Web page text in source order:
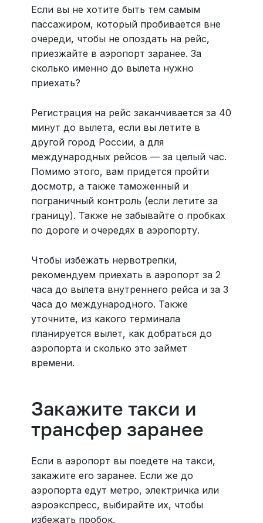
Если вы не хотите быть тем самым
пассажиром, который пробивается вне
очереди, чтобы не опоздать на рейс,
приезжайте в аэропорт заранее. За
сколько именно до вылета нужно
приехать?
Регистрация на рейс заканчивается за 40
минут до вылета, если вы летите в
другой город России, а для
международных рейсов — за целый час.
Помимо этого, вам придется пройти
досмотр, а также таможенный и
пограничный контроль (если летите за
границу). Также не забывайте о пробках
по дороге и очередях в аэропорту.
Чтобы избежать нервотрепки,
рекомендуем приехать в аэропорт за 2
часа до вылета внутреннего рейса и за 3
часа до международного. Также
уточните, из какого терминала
планируется вылет, как добраться до
аэропорта и сколько это займет
времени.
Закажите такси и
трансфер заранее
Если в аэропорт вы поедете на такси,
закажите его заранее. Если же до
аэропорта едут метро, электричка или
аэроэкспресс, выбирайте их, чтобы
избежать пробок.